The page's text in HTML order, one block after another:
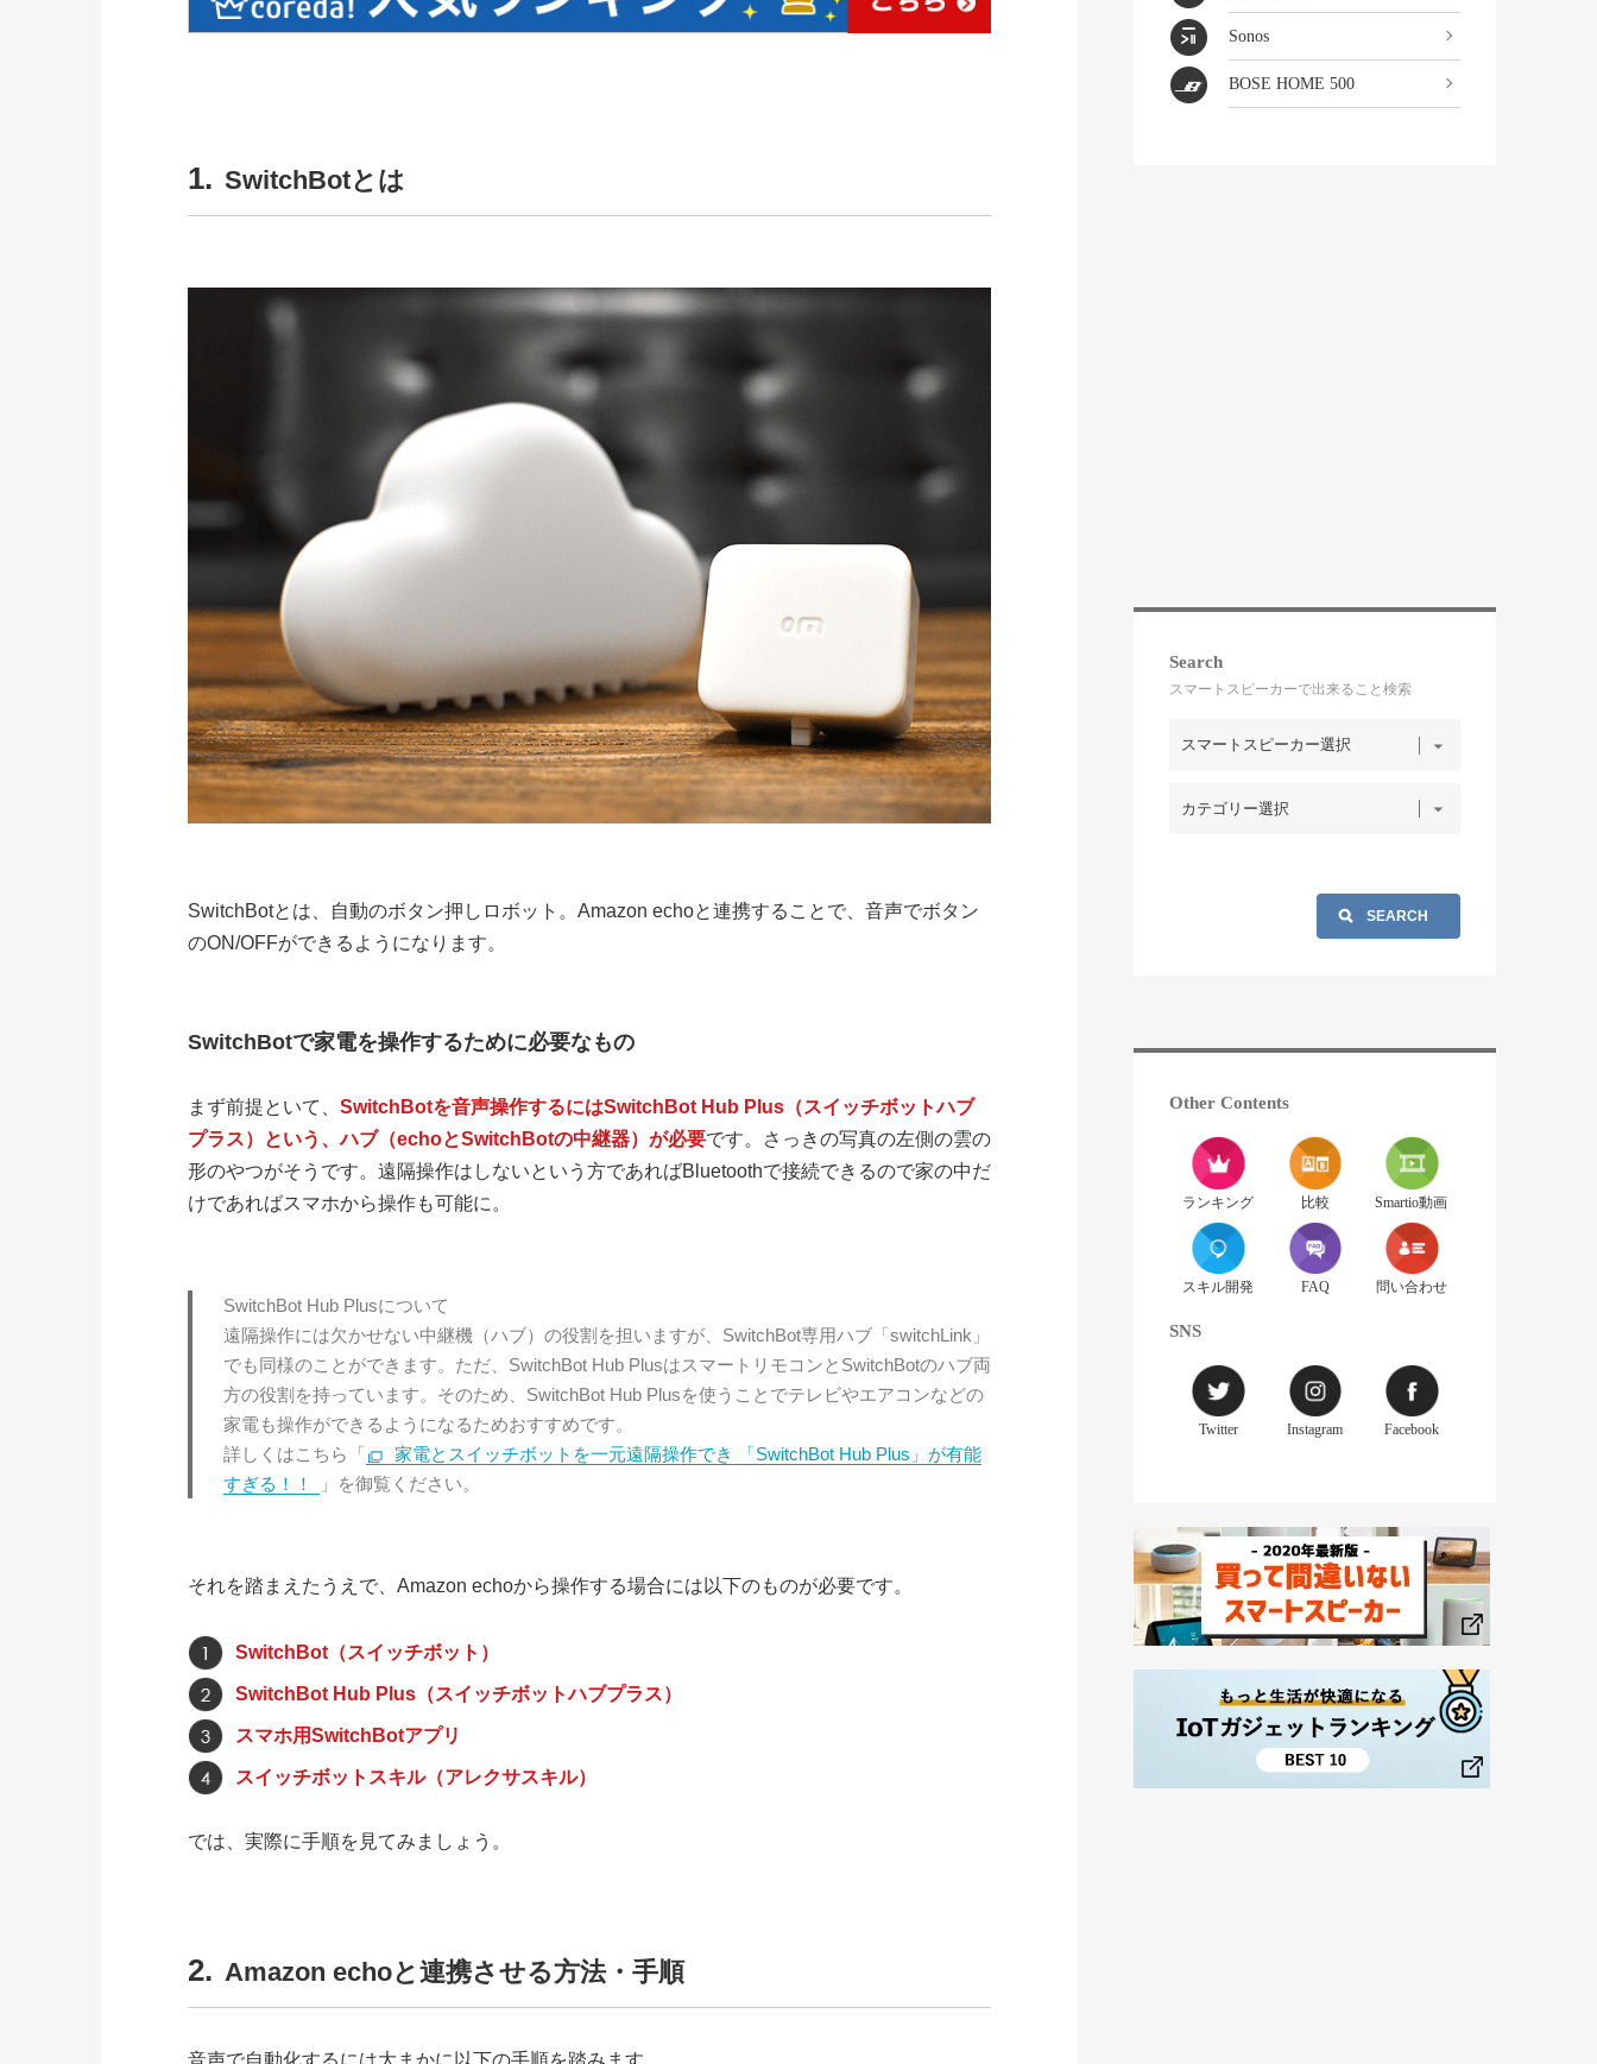
1. SwitchBotとは
SwitchBotとは、自動のボタン押しロボット。Amazon echoと連携することで、音声でボタン
のON/OFFができるようになります。
SwitchBotで家電を操作するために必要なもの
まず前提といて、 SwitchBotを音声操作するにはSwitchBot Hub Plus（スイッチボットハブ
プラス）という、ハブ（echoとSwitchBotの中継器）が必要です。さっきの写真の左側の雲の
形のやつがそうです。遠隔操作はしないという方であればBluetoothで接続できるので家の中だ
けであればスマホから操作も可能に。
SwitchBot Hub Plusについて
遠隔操作には欠かせない中継機（ハブ）の役割を担いますが、SwitchBot専用ハブ「switchLink」
でも同様のことができます。ただ、SwitchBot Hub PlusはスマートリモコンとSwitchBotのハブ両
方の役割を持っています。そのため、SwitchBot Hub Plusを使うことでテレビやエアコンなどの
家電も操作ができるようになるためおすすめです。
詳しくはこちら「
家電とスイッチボットを一元遠隔操作でき 「SwitchBot Hub Plus」が有能
すぎる！！
」を御覧ください。
それを踏まえたうえで、Amazon echoから操作する場合には以下のものが必要です。
SwitchBot（スイッチボット）
SwitchBot Hub Plus（スイッチボットハブプラス）
スマホ用SwitchBotアプリ
スイッチボットスキル（アレクサスキル）
では、実際に手順を見てみましょう。
2. Amazon echoと連携させる方法・手順
Sonos
BOSE HOME 500
Search
スマートスピーカーで出来ること検索
Other Contents
ランキング 比較 Smartio動画
スキル開発 FAQ 問い合わせ
SNS
Twitter Instagram Facebook